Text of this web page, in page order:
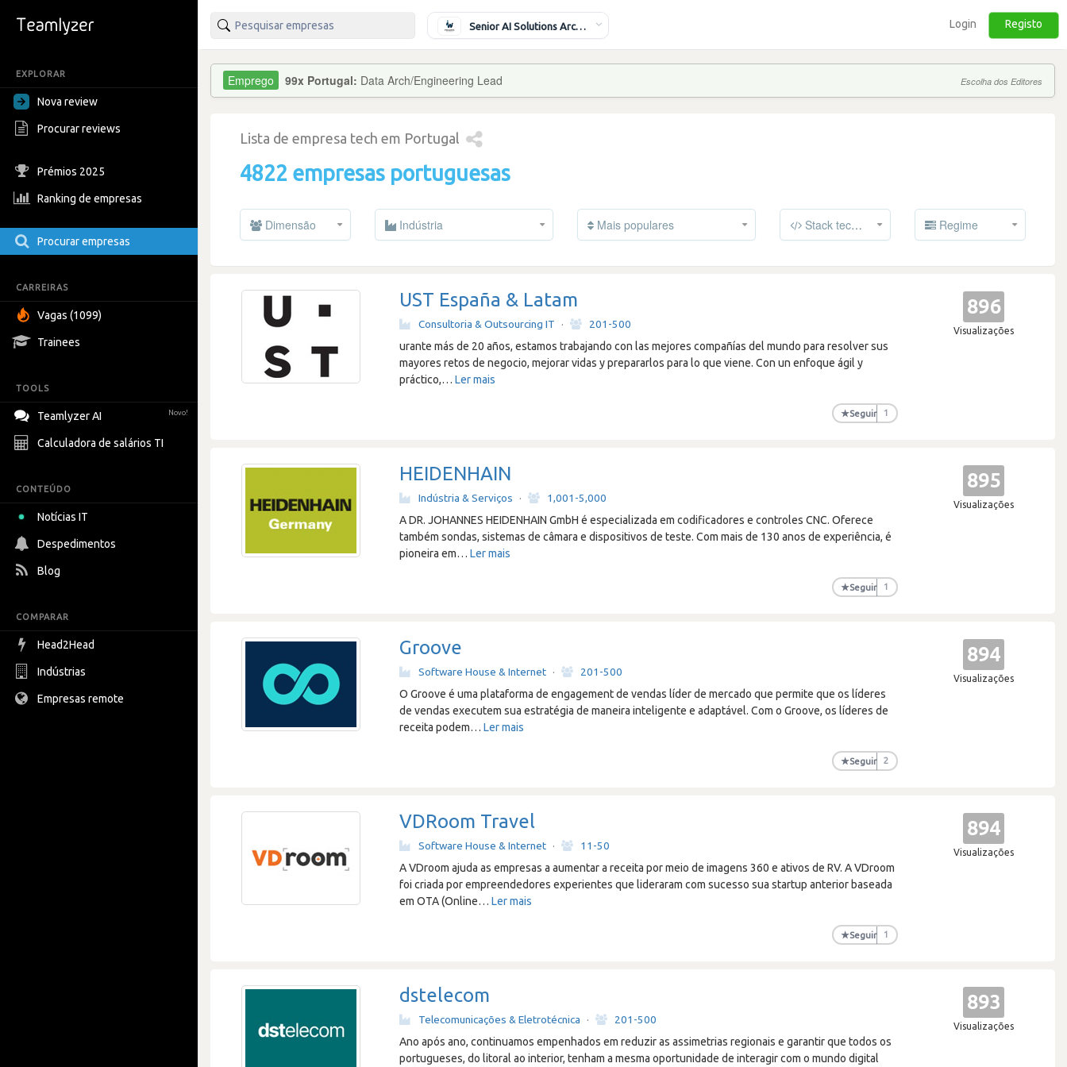
EXPLORAR
Nova review
Procurar reviews
Prémios 2025
Ranking de empresas
Procurar empresas
CARREIRAS
Vagas (1099)
Trainees
TOOLS
Teamlyzer AI Novo!
Calculadora de salários TI
CONTEÚDO
Notícias IT
Despedimentos
Blog
COMPARAR
Head2Head
Indústrias
Empresas remote
Senior AI Solutions Architect Login Registo
99x Portugal: Data Arch/Engineering Lead Escolha dos Editores
Lista de empresa tech em Portugal
4822 empresas portuguesas
Dimensão Indústria Mais populares Stack tecnológico Regime
UST España & Latam
Consultoria & Outsourcing IT ·
201-500
urante más de 20 años, estamos trabajando con las mejores compañías del mundo para resolver sus
mayores retos de negocio, mejorar vidas y prepararlos para lo que viene. Con un enfoque ágil y
práctico,…Ler mais
★Seguir 1
896
Visualizações
HEIDENHAIN
Indústria & Serviços ·
1,001-5,000
A DR. JOHANNES HEIDENHAIN GmbH é especializada em codificadores e controles CNC. Oferece
também sondas, sistemas de câmara e dispositivos de teste. Com mais de 130 anos de experiência, é
pioneira em…Ler mais
★Seguir 1
895
Visualizações
Groove
Software House & Internet ·
201-500
O Groove é uma plataforma de engagement de vendas líder de mercado que permite que os líderes
de vendas executem sua estratégia de maneira inteligente e adaptável. Com o Groove, os líderes de
receita podem…Ler mais
★Seguir 2
894
Visualizações
VDRoom Travel
Software House & Internet ·
11-50
A VDroom ajuda as empresas a aumentar a receita por meio de imagens 360 e ativos de RV. A VDroom
foi criada por empreendedores experientes que lideraram com sucesso sua startup anterior baseada
em OTA (Online…Ler mais
★Seguir 1
894
Visualizações
dstelecom
Telecomunicações & Eletrotécnica ·
201-500
Ano após ano, continuamos empenhados em reduzir as assimetrias regionais e garantir que todos os
portugueses, do litoral ao interior, tenham a mesma oportunidade de interagir com o mundo digital
893
Visualizações